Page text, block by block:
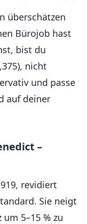
überschätzen
Bürojob hast
bist du
nicht
und passe
auf deiner
–
revidiert
Sie neigt
5–15 % zu